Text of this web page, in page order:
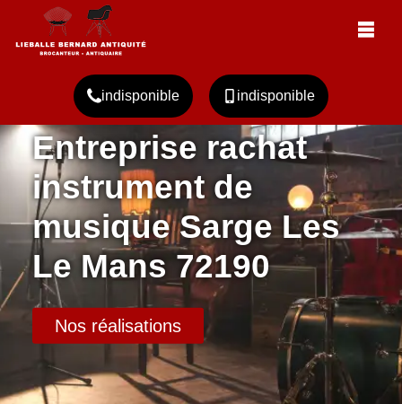
indisponible indisponible
Entreprise rachat
instrument de
musique Sarge Les
Le Mans 72190
Nos réalisations